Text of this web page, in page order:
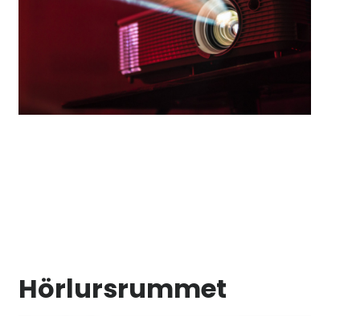
Hörlursrummet